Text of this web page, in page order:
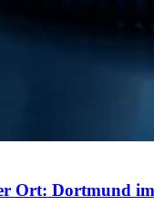
Ort: Dortmund